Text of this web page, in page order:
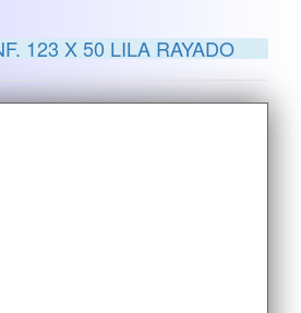
123 X 50 LILA RAYADO